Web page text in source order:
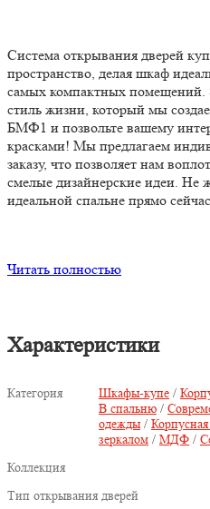
Система открывания дверей
пространство, делая шкаф
самых компактных помещений.
стиль жизни, который мы
БМФ1 и позвольте вашему
красками! Мы предлагаем
заказу, что позволяет нам
смелые дизайнерские идеи. Не
идеальной спальне прямо
Читать полностью
Характеристики
Категория Шкафы-купе /
В спальню /
одежды /
зеркалом / МДФ /
Коллекция
Тип открывания дверей